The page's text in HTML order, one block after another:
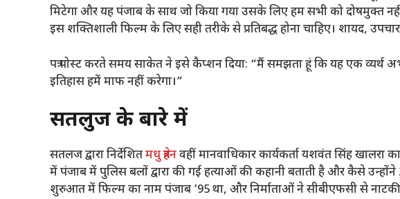
मिटेगा और यह पंजाब के साथ जो किया गया उसके लिए हम सभी को दोषमुक्त
इस शक्तिशाली फिल्म के लिए सही तरीके से प्रतिबद्ध होना चाहिए। शायद,
पत्र पोस्ट करते समय साकेत ने इसे कैप्शन दिया: “मैं समझता हूं कि यह एक व्यर्थ
इतिहास हमें माफ नहीं करेगा।”
सतलुज के बारे में
सतलज द्वारा निर्देशितमधु त्रेहनवहीं मानवाधिकार कार्यकर्ता यशवंत सिंह खालरा
में पंजाब में पुलिस बलों द्वारा की गई हत्याओं की कहानी बताती है और कैसे उन्होंने
शुरुआत में फिल्म का नाम पंजाब ’95 था, और निर्माताओं ने सीबीएफसी से